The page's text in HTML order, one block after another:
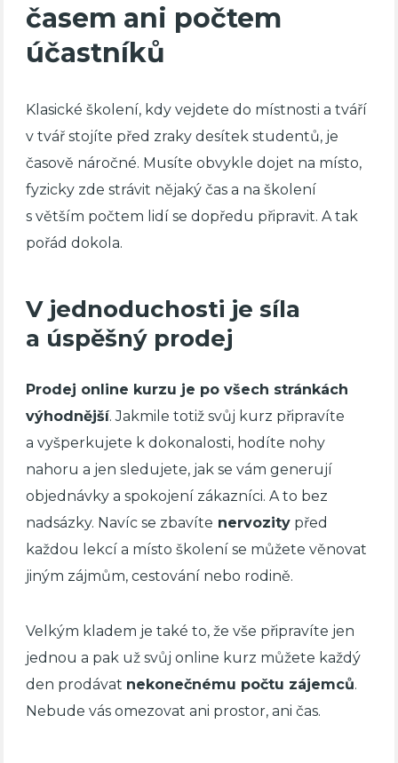
časem ani počtem
účastníků
Klasické školení, kdy vejdete do místnosti a tváří
v tvář stojíte před zraky desítek studentů, je
časově náročné. Musíte obvykle dojet na místo,
fyzicky zde strávit nějaký čas a na školení
s větším počtem lidí se dopředu připravit. A tak
pořád dokola.
V jednoduchosti je síla
a úspěšný prodej
Prodej online kurzu je po všech stránkách
výhodnější. Jakmile totiž svůj kurz připravíte
a vyšperkujete k dokonalosti, hodíte nohy
nahoru a jen sledujete, jak se vám generují
objednávky a spokojení zákazníci. A to bez
nadsázky. Navíc se zbavíte nervozity před
každou lekcí a místo školení se můžete věnovat
jiným zájmům, cestování nebo rodině.
Velkým kladem je také to, že vše připravíte jen
jednou a pak už svůj online kurz můžete každý
den prodávat nekonečnému počtu zájemců.
Nebude vás omezovat ani prostor, ani čas.